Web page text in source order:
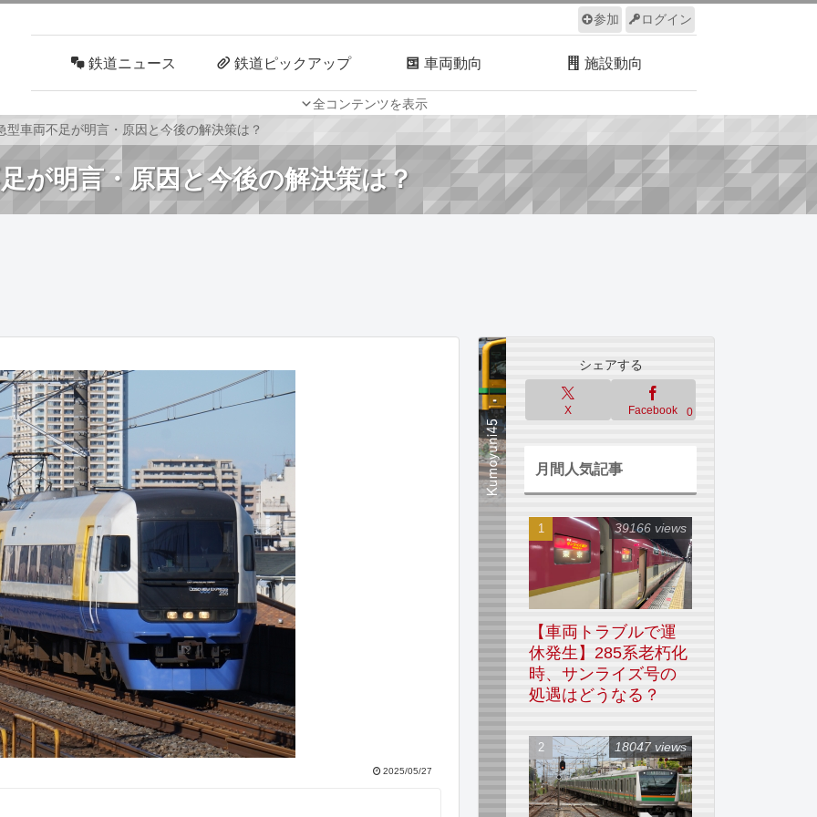
ログイン
参加
全コンテンツを表示
鉄道ニュース 鉄道ピックアップ 車両動向 施設動向
車両技術 路線探訪 ルール サイトについて
型車両不足が明言・原因と今後の解決策は？
が明言・原因と今後の解決策は？
2025/05/27
シェアする
X Facebook 0
月間人気記事
【車両トラブルで運
休発生】285系老朽化
時、サンライズ号の
処遇はどうなる？
39166 views
18047 views